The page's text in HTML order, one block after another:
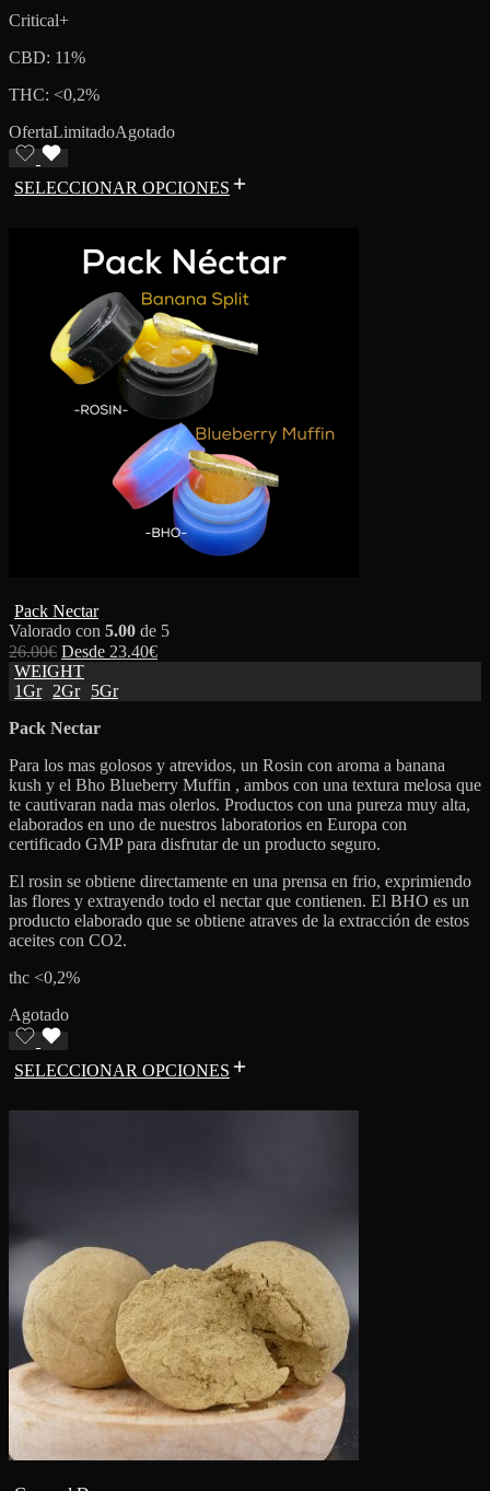
Critical+
CBD: 11%
THC: <0,2%
OfertaLimitadoAgotado
SELECCIONAR OPCIONES
Pack Nectar
Valorado con 5.00 de 5
26.00€ Desde 23.40€
WEIGHT
1Gr
2Gr
5Gr
Pack Nectar
Para los mas golosos y atrevidos, un Rosin con aroma a banana
kush y el Bho Blueberry Muffin , ambos con una textura melosa que
te cautivaran nada mas olerlos. Productos con una pureza muy alta,
elaborados en uno de nuestros laboratorios en Europa con
certificado GMP para disfrutar de un producto seguro.
El rosin se obtiene directamente en una prensa en frio, exprimiendo
las flores y extrayendo todo el nectar que contienen. El BHO es un
producto elaborado que se obtiene atraves de la extracción de estos
aceites con CO2.
thc <0,2%
Agotado
SELECCIONAR OPCIONES